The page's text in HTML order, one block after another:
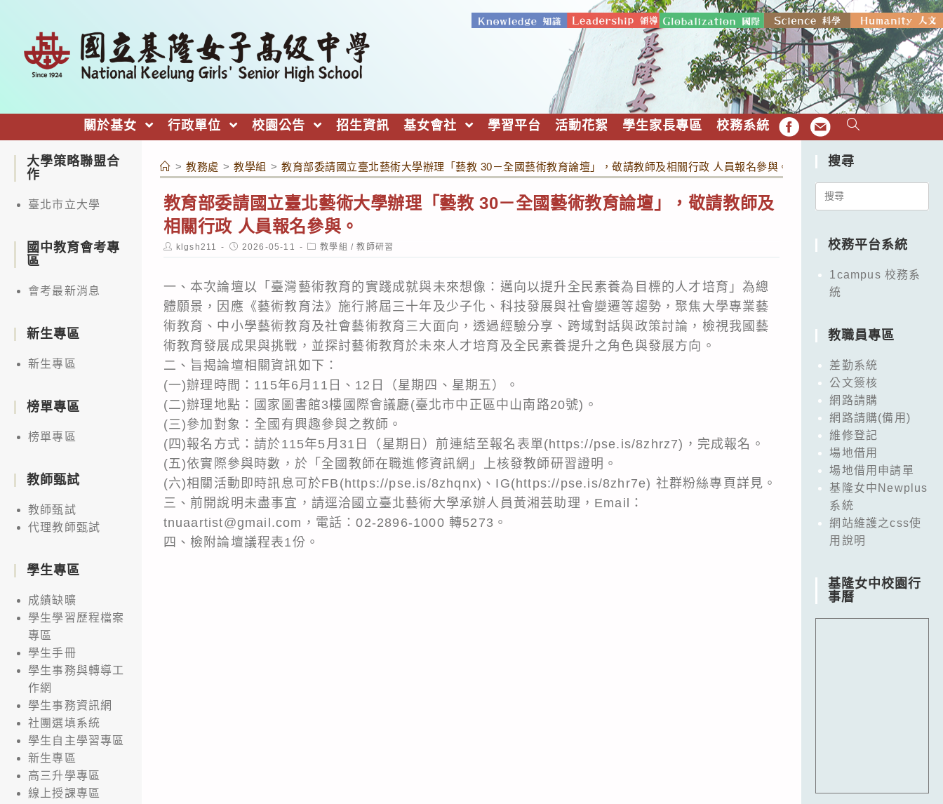
關於基女 行政單位 校園公告 招生資訊 基女會社 學習平台 活動花絮 學生家長專區 校務系統 FB EMAIL
> 教務處 > 教學組 > 教育部委請國立臺北藝術大學辦理「藝教 30－全國藝術教育論壇」，敬請教師及相關行政 人員報名參與。
教育部委請國立臺北藝術大學辦理「藝教 30－全國藝術教育論壇」，敬請教師及
相關行政 人員報名參與。
Post
author:
klgsh211
Post
published:
2026-05-11
Post
category:
教學組 / 教師研習
一、本次論壇以「臺灣藝術教育的實踐成就與未來想像：邁向以提升全民素養為目標的人才培育」為總
體願景，因應《藝術教育法》施行將屆三十年及少子化、科技發展與社會變遷等趨勢，聚焦大學專業藝
術教育、中小學藝術教育及社會藝術教育三大面向，透過經驗分享、跨域對話與政策討論，檢視我國藝
術教育發展成果與挑戰，並探討藝術教育於未來人才培育及全民素養提升之角色與發展方向。
二、旨揭論壇相關資訊如下：
(一)辦理時間：115年6月11日、12日（星期四、星期五）。
(二)辦理地點：國家圖書館3樓國際會議廳(臺北市中正區中山南路20號)。
(三)參加對象：全國有興趣參與之教師。
(四)報名方式：請於115年5月31日（星期日）前連結至報名表單(https://pse.is/8zhrz7)，完成報名。
(五)依實際參與時數，於「全國教師在職進修資訊網」上核發教師研習證明。
(六)相關活動即時訊息可於FB(https://pse.is/8zhqnx)、IG(https://pse.is/8zhr7e) 社群粉絲專頁詳見。
三、前開說明未盡事宜，請逕洽國立臺北藝術大學承辦人員黃湘芸助理，Email：
tnuaartist@gmail.com，電話：02-2896-1000 轉5273。
四、檢附論壇議程表1份。
大學策略聯盟合
作
臺北市立大學
國中教育會考專
區
會考最新消息
新生專區
新生專區
榜單專區
榜單專區
教師甄試
教師甄試
代理教師甄試
學生專區
成績缺曠
學生學習歷程檔案
專區
學生手冊
學生事務與轉導工
作網
學生事務資訊網
社團選填系統
學生自主學習專區
新生專區
高三升學專區
線上授課專區
搜尋
Search
校務平台系統
1campus 校務系
統
教職員專區
差勤系統
公文簽核
網路請購
網路請購(備用)
維修登記
場地借用
場地借用申請單
基隆女中Newplus
系統
網站維護之css使
用說明
基隆女中校園行
事曆